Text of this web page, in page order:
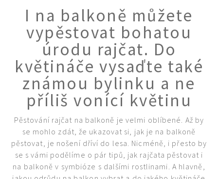
I na balkoně můžete
vypěstovat bohatou
úrodu rajčat. Do
květináče vysaďte také
známou bylinku a ne
příliš vonící květinu
Pěstování rajčat na balkoně je velmi oblíbené. Až by
se mohlo zdát, že ukazovat si, jak je na balkoně
pěstovat, je nošení dříví do lesa. Nicméně, i přesto by
se s vámi podělíme o pár tipů, jak rajčata pěstovat i
na balkoně v symbióze s dalšími rostlinami. A hlavně,